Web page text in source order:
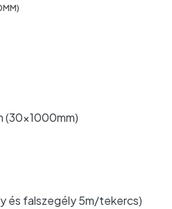
(30x1000mm)
és falszegély 5m/tekercs)